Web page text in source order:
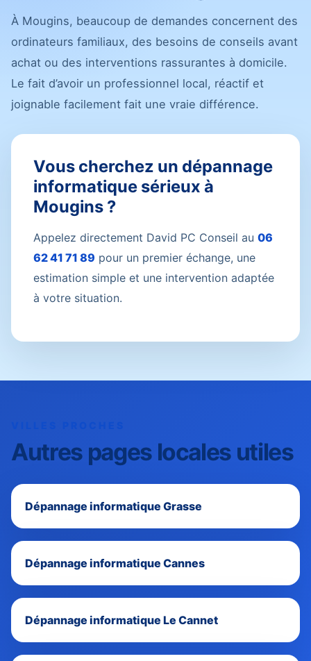
À Mougins, beaucoup de demandes concernent des
ordinateurs familiaux, des besoins de conseils avant
achat ou des interventions rassurantes à domicile.
Le fait d’avoir un professionnel local, réactif et
joignable facilement fait une vraie différence.
Vous cherchez un dépannage
informatique sérieux à
Mougins ?
Appelez directement David PC Conseil au 06
62 41 71 89 pour un premier échange, une
estimation simple et une intervention adaptée
à votre situation.
Autres pages locales utiles
Dépannage informatique Grasse
Dépannage informatique Cannes
Dépannage informatique Le Cannet